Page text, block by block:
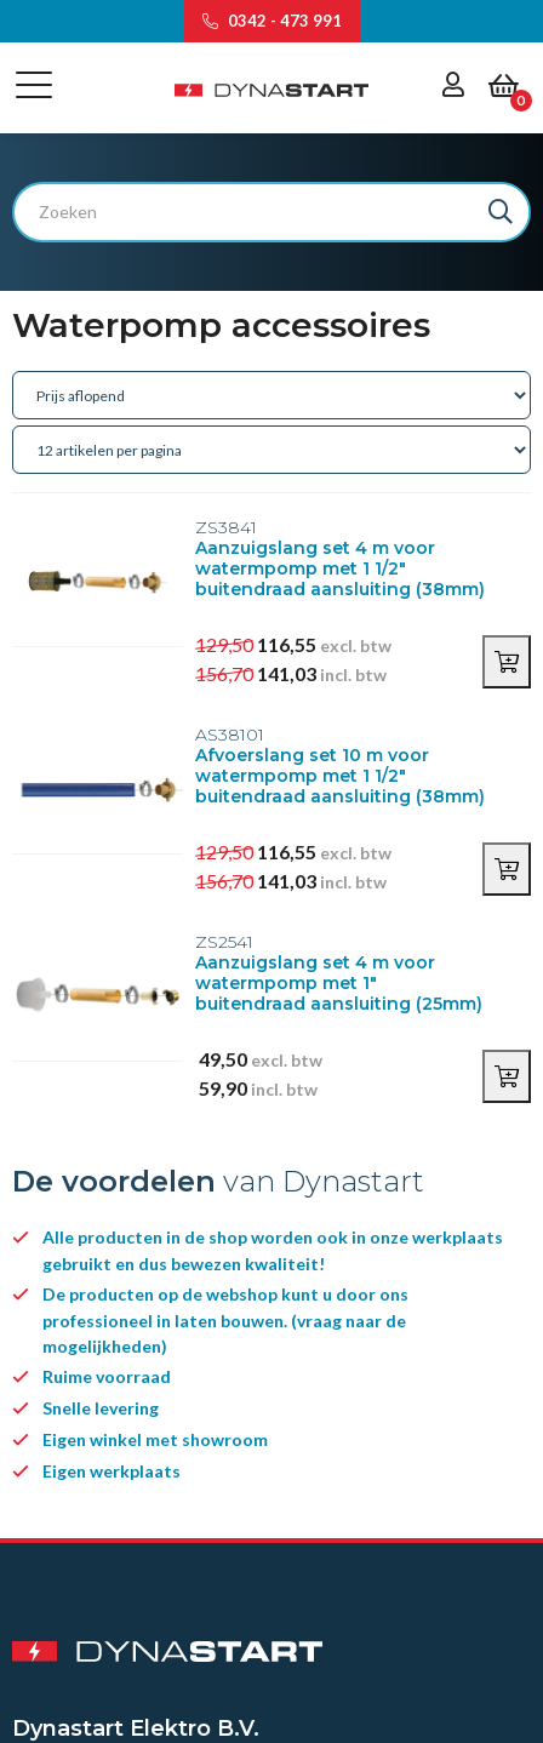
0342 - 473 991
0
Waterpomp accessoires
ZS3841
Aanzuigslang set 4 m voor
watermpomp met 1 1/2"
buitendraad aansluiting (38mm)
129,50116,55 excl. btw
156,70141,03 incl. btw
AS38101
Afvoerslang set 10 m voor
watermpomp met 1 1/2"
buitendraad aansluiting (38mm)
129,50116,55 excl. btw
156,70141,03 incl. btw
ZS2541
Aanzuigslang set 4 m voor
watermpomp met 1"
buitendraad aansluiting (25mm)
49,50 excl. btw
59,90 incl. btw
De voordelen van Dynastart
Alle producten in de shop worden ook in onze werkplaats
gebruikt en dus bewezen kwaliteit!
De producten op de webshop kunt u door ons
professioneel in laten bouwen. (vraag naar de
mogelijkheden)
Ruime voorraad
Snelle levering
Eigen winkel met showroom
Eigen werkplaats
Dynastart Elektro B.V.